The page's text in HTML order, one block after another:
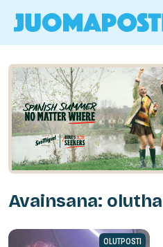
Avainsana:
OLUTPOSTI